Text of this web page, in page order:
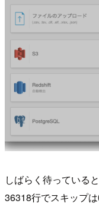
しばらく待っている
36318行でスキップは